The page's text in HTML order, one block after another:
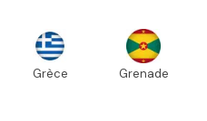
Grèce Grenade